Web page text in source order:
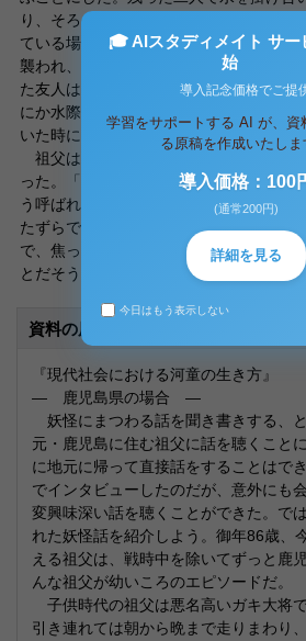
り、そろそろ帰ろうと思ったころ、事件
ている場所を泳いでいると、突然足を引
襲われ、泳ぎの上手な祖父が溺れてしま
た友人はすぐに助けを呼びに行き、戻っ
にか水際に横たわっていた。おぼれた直
いた時には水際にいたそうだ。
祖父はその出来事を「ガラッパどんの
った。「ガラッパ」とは一般に言う河童
う呼ばれている。本人の考えでは、沢に
たずらで祖父の足を引っ張ったが、本当
で、焦ったガラッパは仕方なく祖父を水
とだそうな。
資料の原本内容
『現代社会における河童の生き方』
― 鹿児島県の場合 ―
妖怪にまつわる話を聞き書きする、
元・鹿児島に住む祖父に話を聴くこと
に地元に帰って直接話をすることはで
でインタビューしたのだが、意外にも
変興味深い話を聴くことができた。で
れた妖怪話を紹介しよう。御年86歳、
える祖父は、戦時中を除いてずっと鹿
んな祖父が幼いころのエピソードだ。
子供時代の祖父は悪名高いガキ大将
引き連れては朝から晩まで走りまわり
🎓 AIスタディメイト サー
始
導入記念価格でご提
学習をサポートする AI が、資
る原稿を作成いたしま
導入価格：100
(通常200円)
詳細を見る
今日はもう表示しない